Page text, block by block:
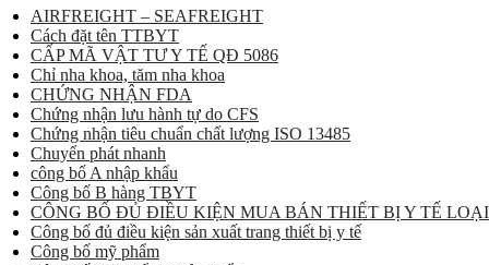
AIRFREIGHT – SEAFREIGHT
Cách đặt tên TTBYT
CẤP MÃ VẬT TƯ Y TẾ QĐ 5086
Chỉ nha khoa, tăm nha khoa
CHỨNG NHẬN FDA
Chứng nhận lưu hành tự do CFS
Chứng nhận tiêu chuẩn chất lượng ISO 13485
Chuyển phát nhanh
công bố A nhập khẩu
Công bố B hàng TBYT
CÔNG BỐ ĐỦ ĐIỀU KIỆN MUA BÁN THIẾT BỊ Y TẾ
Công bố đủ điều kiện sản xuất trang thiết bị y tế
Công bố mỹ phẩm